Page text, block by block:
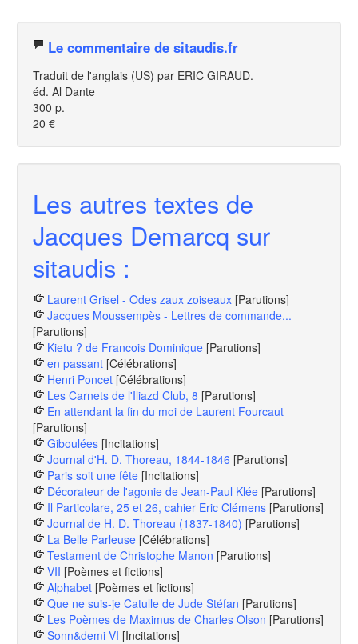
Le commentaire de sitaudis.fr
Traduit de l'anglais (US) par ERIC GIRAUD.
éd. Al Dante
300 p.
20 €
Les autres textes de
Jacques Demarcq sur
sitaudis :
Laurent Grisel - Odes zaux zoiseaux [Parutions]
Jacques Moussempès - Lettres de commande...
[Parutions]
Kietu ? de Francois Dominique [Parutions]
en passant [Célébrations]
Henri Poncet [Célébrations]
Les Carnets de l'Iliazd Club, 8 [Parutions]
En attendant la fin du moi de Laurent Fourcaut
[Parutions]
Giboulées [Incitations]
Journal d'H. D. Thoreau, 1844-1846 [Parutions]
Paris soit une fête [Incitations]
Décorateur de l'agonie de Jean-Paul Klée [Parutions]
Il Particolare, 25 et 26, cahier Eric Clémens [Parutions]
Journal de H. D. Thoreau (1837-1840) [Parutions]
La Belle Parleuse [Célébrations]
Testament de Christophe Manon [Parutions]
VII [Poèmes et fictions]
Alphabet [Poèmes et fictions]
Que ne suis-je Catulle de Jude Stéfan [Parutions]
Les Poèmes de Maximus de Charles Olson [Parutions]
Sonn&demi VI [Incitations]